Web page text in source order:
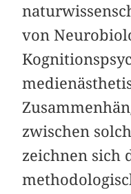
von
zwischen
zeichnen sich